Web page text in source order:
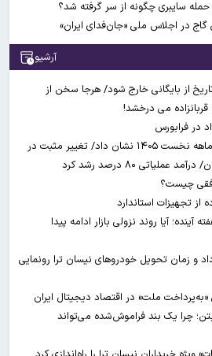
سایبری چگونه از سر گرفته شد؟
گاج در اجلاس ملی «جان‌فدای ایران»
آرشیو
از بایگانی خارج شود/ هرجا سخن از
می درخشد!
بررسی صورت‌های مالی ۳ ماهه نخست ۱۴۰۵ نشان داد/ تغییر مثبت در
۸۰ درصد رشد کرد
چیست؟
تجهیزات استاندارد
آیا روند نزولی بازار ادامه پیدا
و زمان تحویل خودرو‌های نیسان ترا رونمایی
چرا یک بند فراموش‌شده می‌تواند